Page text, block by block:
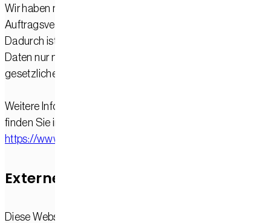
Wir haben mit IONOS einen Vertrag zur
Auftragsverarbeitung gemäß Art. 28 DSGVO geschlossen.
Dadurch ist sichergestellt, dass IONOS personenbezogene
Daten nur nach unserer Weisung und unter Einhaltung der
gesetzlichen Datenschutzvorgaben verarbeitet.
Weitere Informationen zur Datenverarbeitung durch
finden Sie in den Datenschutzhinweisen von IONOS:
https://www.ionos.de/terms-gtc/terms-privacy
Externes Hosting
Diese Website wird extern gehostet. Die